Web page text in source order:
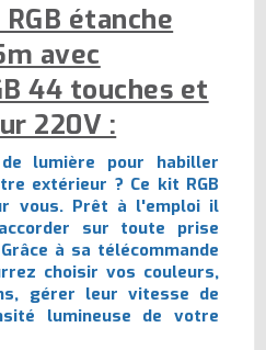
étanche
avec
44 touches et
220V :
lumière pour habiller
extérieur ? Ce kit RGB
vous. Prêt à l'emploi il
sur toute prise
à sa télécommande
choisir vos couleurs,
gérer leur vitesse de
lumineuse de votre